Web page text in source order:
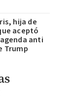
hija de
aceptó
anti
Trump